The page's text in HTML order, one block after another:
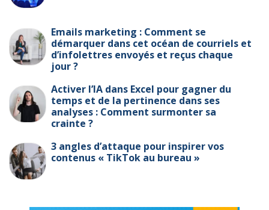
Emails marketing : Comment se
démarquer dans cet océan de courriels et
d’infolettres envoyés et reçus chaque
jour ?
Activer l’IA dans Excel pour gagner du
temps et de la pertinence dans ses
analyses : Comment surmonter sa
crainte ?
3 angles d’attaque pour inspirer vos
contenus « TikTok au bureau »